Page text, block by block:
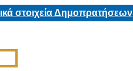
στοιχεία Δημοπρατήσεων